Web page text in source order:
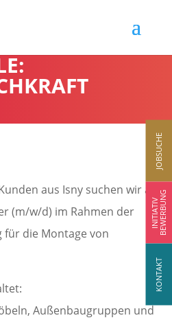
JOBSUCHE
INITIATIVBEWERBUNG
KONTAKT
aus Isny suchen wir ab
(m/w/d) im Rahmen der
die Montage von
Außenbaugruppen und